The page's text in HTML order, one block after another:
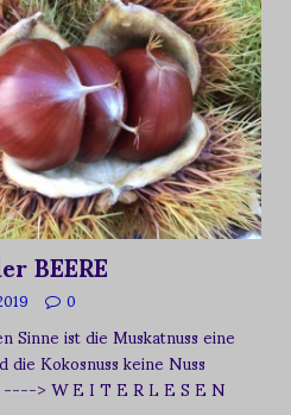
BEERE
0
Sinne ist die Muskatnuss eine
Kokosnuss keine Nuss
----> W E I T E R L E S E N